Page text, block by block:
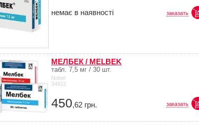
немає в наявності заказать
МЕЛБЕК / MELBEK
табл. 7,5 мг / 30 шт.
Nobel
34912
450,62 грн. заказать